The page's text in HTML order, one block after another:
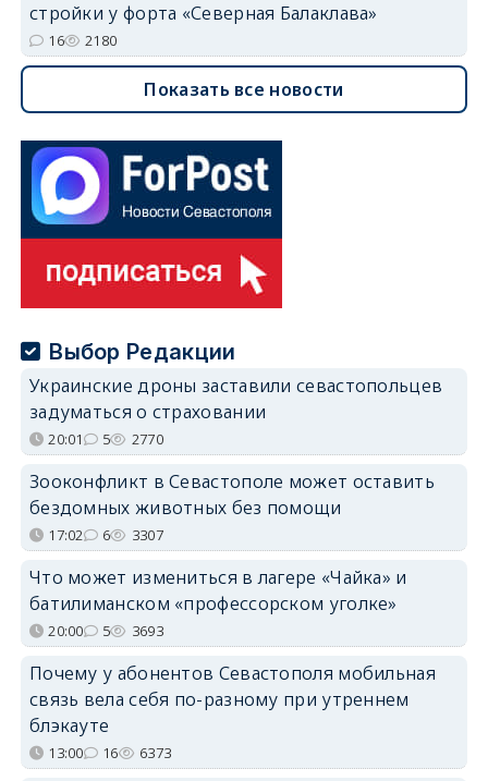
стройки у форта «Северная Балаклава»
16 2180
Показать все новости
Выбор Редакции
Украинские дроны заставили севастопольцев
задуматься о страховании
20:01 5 2770
Зооконфликт в Севастополе может оставить
бездомных животных без помощи
17:02 6 3307
Что может измениться в лагере «Чайка» и
батилиманском «профессорском уголке»
20:00 5 3693
Почему у абонентов Севастополя мобильная
связь вела себя по-разному при утреннем
блэкауте
13:00 16 6373